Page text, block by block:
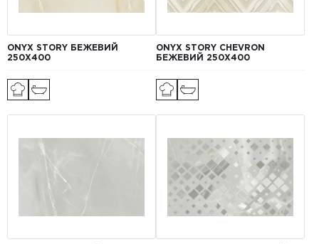
ONYX STORY БЕЖЕВИЙ
250X400
ONYX STORY CHEVRON
БЕЖЕВИЙ 250X400